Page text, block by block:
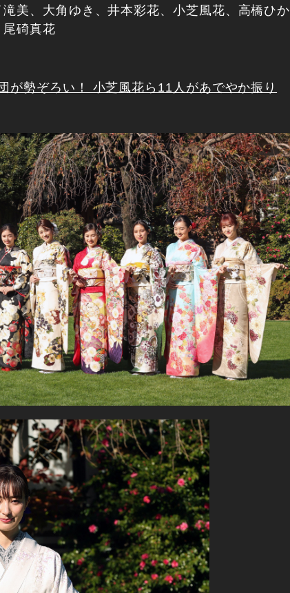
美、大角ゆき、井本彩花、小芝風花、高橋ひか
碕真花
が勢ぞろい！ 小芝風花ら11人があでやか振り